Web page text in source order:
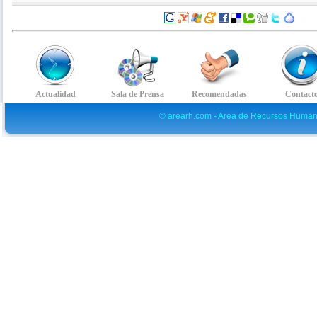
© arearh.com - Area de Recursos